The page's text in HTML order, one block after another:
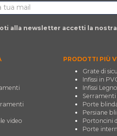
alla newsletter accetti la nostra
video
PRODOTTI PIÙ
Grate di
Infissi in
Infissi
Porte
Persiane
Portoncini
Porte